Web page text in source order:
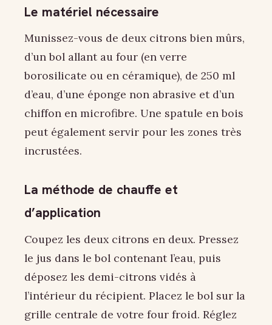
Le matériel nécessaire
Munissez-vous de deux citrons bien mûrs,
d’un bol allant au four (en verre
borosilicate ou en céramique), de 250 ml
d’eau, d’une éponge non abrasive et d’un
chiffon en microfibre. Une spatule en bois
peut également servir pour les zones très
incrustées.
La méthode de chauffe et
d’application
Coupez les deux citrons en deux. Pressez
le jus dans le bol contenant l’eau, puis
déposez les demi-citrons vidés à
l’intérieur du récipient. Placez le bol sur la
grille centrale de votre four froid. Réglez